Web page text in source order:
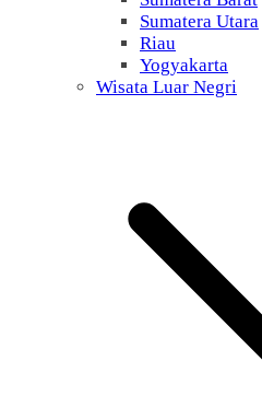
Sumatera Utara
Riau
Yogyakarta
Wisata Luar Negri